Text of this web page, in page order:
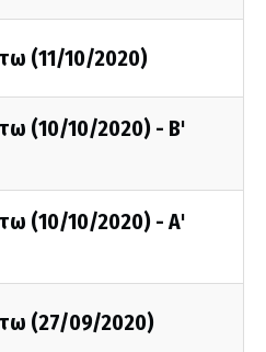
(11/10/2020)
(10/10/2020) - Β'
(10/10/2020) - Α'
(27/09/2020)